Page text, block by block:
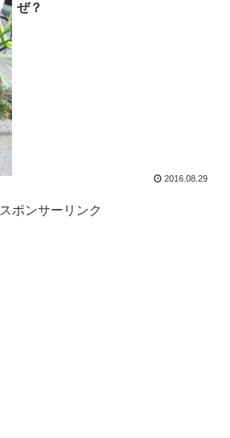
ぜ？
2016.08.29
スポンサーリンク